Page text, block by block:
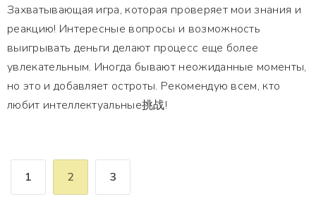
Захватывающая игра, которая проверяет мои знания и
реакцию! Интересные вопросы и возможность
выигрывать деньги делают процесс еще более
увлекательным. Иногда бывают неожиданные моменты,
но это и добавляет остроты. Рекомендую всем, кто
любит интеллектуальные挑战!
1 2 3